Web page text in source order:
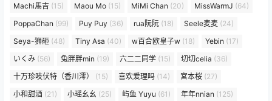
Machi馬吉 (15) Maou Mo (15) MiMi Chan (20) MissWarmJ (64)
PoppaChan (99) Puy Puy (36) rua阮阮 (18) Seele麦麦 (24)
Seya-狮砸 (48) Tiny Asa (40) w百合欧皇子w (18) Yebin (17)
いくみ (56) 兔胖胖min (19) 六二二同学 (15) 切切celia (36)
十万珍吱伏特（香川澪）
(15) 喜欢爱理吗 (14) 宮本桜 (27)
小和甜酒 (21) 小瑶幺幺 (25) 屿鱼 Yuyu (61) 年年nnian (125)